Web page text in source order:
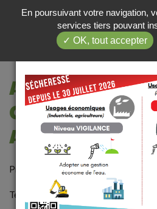
ASSOCIATION
COMMUNALE
AGRÉÉE (ACCA)
Président : Théo CANNAZZARO
Tel : 06 75 67 00 91
SECHERESSE/ NIVEAU
En poursuivant votre navigation,
services tiers pouvant
✓ OK, tout accepter